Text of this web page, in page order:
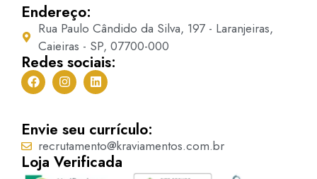
Endereço:
Rua Paulo Cândido da Silva, 197 - Laranjeiras,
Caieiras - SP, 07700-000
Redes sociais:
Envie seu currículo:
recrutamento@kraviamentos.com.br
Loja Verificada